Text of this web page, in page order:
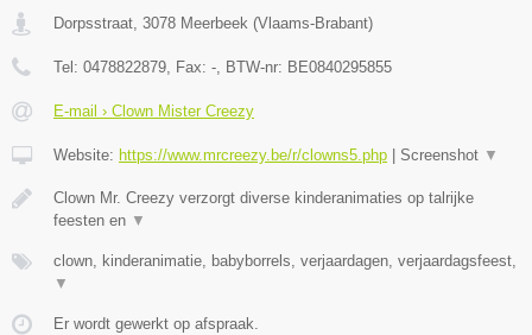
Dorpsstraat, 3078 Meerbeek (Vlaams-Brabant)
Tel: 0478822879, Fax: -, BTW-nr: BE0840295855
E-mail › Clown Mister Creezy
Website: https://www.mrcreezy.be/r/clowns5.php Screenshot ▼
Clown Mr. Creezy verzorgt diverse kinderanimaties op talrijke
feesten en ▼
clown, kinderanimatie, babyborrels, verjaardagen, verjaardagsfeest,
▼
Er wordt gewerkt op afspraak.